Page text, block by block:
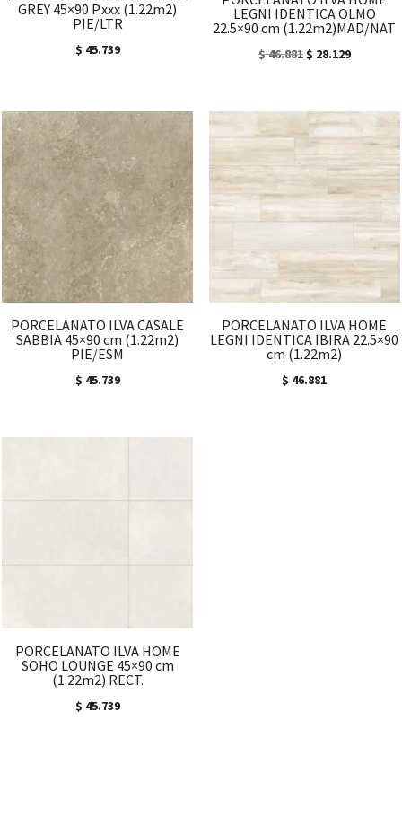
GREY 45×90 P.xxx (1.22m2)
PIE/LTR
$ 45.739
LEGNI IDENTICA OLMO
22.5×90 cm (1.22m2)MAD/NAT
$46.881 El
era:
$ 46.881.
$ 28.129El
$ 28.129.
PORCELANATO ILVA CASALE
SABBIA 45×90 cm (1.22m2)
PIE/ESM
$ 45.739
PORCELANATO ILVA HOME
LEGNI IDENTICA IBIRA 22.5×90
cm (1.22m2)
$ 46.881
PORCELANATO ILVA HOME
SOHO LOUNGE 45×90 cm
(1.22m2) RECT.
$ 45.739